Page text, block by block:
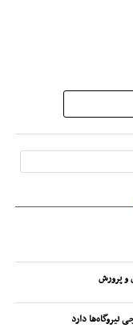
و پرورش
نیروگاه‌ها دارد